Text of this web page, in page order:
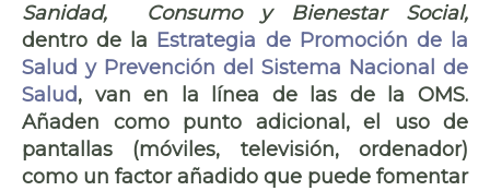
Sanidad, Consumo y Bienestar Social,
dentro de la Estrategia de Promoción de la
Salud y Prevención del Sistema Nacional de
Salud, van en la línea de las de la OMS.
Añaden como punto adicional, el uso de
pantallas (móviles, televisión, ordenador)
como un factor añadido que puede fomentar